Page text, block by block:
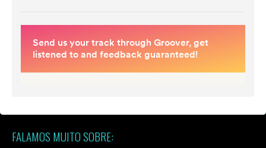
FALAMOS MUITO SOBRE: